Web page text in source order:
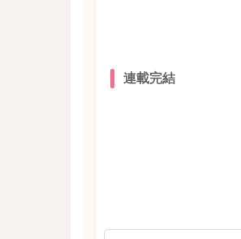
連載完結